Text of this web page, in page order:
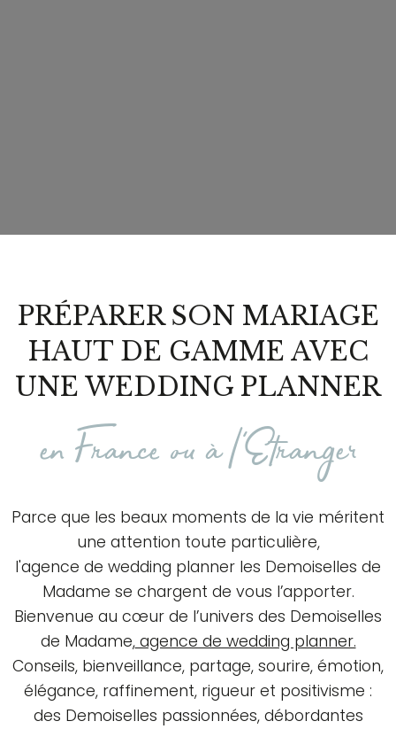
PRÉPARER SON MARIAGE
HAUT DE GAMME AVEC
UNE WEDDING PLANNER
en France ou à l'Etranger
Parce que les beaux moments de la vie méritent
une attention toute particulière,
l'agence de wedding planner les Demoiselles de
Madame se chargent de vous l’apporter.
Bienvenue au cœur de l’univers des Demoiselles
de Madame,agence de wedding planner.
Conseils, bienveillance, partage, sourire, émotion,
élégance, raffinement, rigueur et positivisme :
des Demoiselles passionnées, débordantes